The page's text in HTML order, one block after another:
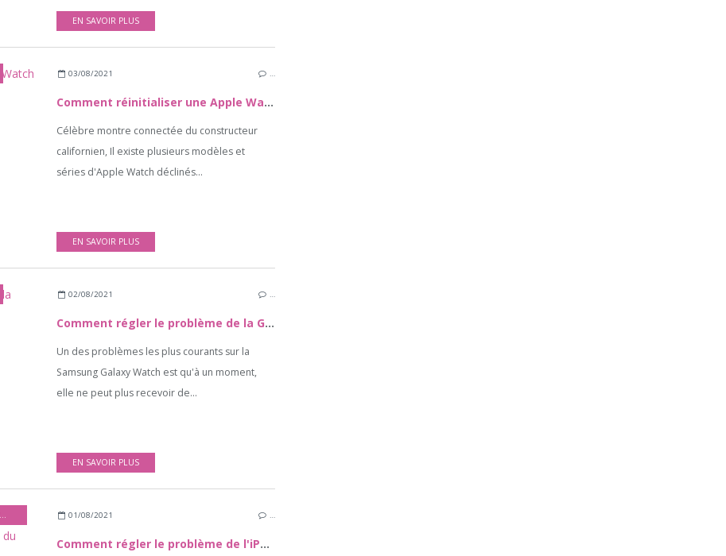
EN SAVOIR PLUS
03/08/2021 …
Comment réinitialiser une Apple Watch
Célèbre montre connectée du constructeur
californien, Il existe plusieurs modèles et
séries d'Apple Watch déclinés...
EN SAVOIR PLUS
02/08/2021 …
Comment régler le problème de la Galaxy Watch qui ne reçoit plus de notifications du téléphone ?
Un des problèmes les plus courants sur la
Samsung Galaxy Watch est qu'à un moment,
elle ne peut plus recevoir de...
EN SAVOIR PLUS
01/08/2021 …
Comment régler le problème de l'iPhone 12 Mini qui se déconnecte du réseau Wi-Fi ?